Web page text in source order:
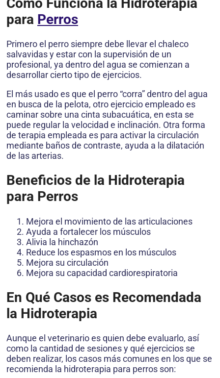
para Perros
Primero el perro siempre debe llevar el chaleco
salvavidas y estar con la supervisión de un
profesional, ya dentro del agua se comienzan a
desarrollar cierto tipo de ejercicios.
El más usado es que el perro “corra” dentro del agua
en busca de la pelota, otro ejercicio empleado es
caminar sobre una cinta subacuática, en esta se
puede regular la velocidad e inclinación. Otra forma
de terapia empleada es para activar la circulación
mediante baños de contraste, ayuda a la dilatación
de las arterias.
Beneficios de la Hidroterapia
para Perros
Mejora el movimiento de las articulaciones
Ayuda a fortalecer los músculos
Alivia la hinchazón
Reduce los espasmos en los músculos
Mejora su circulación
Mejora su capacidad cardiorespiratoria
En Qué Casos es Recomendada
la Hidroterapia
Aunque el veterinario es quien debe evaluarlo, así
como la cantidad de sesiones y qué ejercicios se
deben realizar, los casos más comunes en los que se
recomienda la hidroterapia para perros son: